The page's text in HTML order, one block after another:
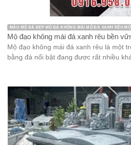
MẪU MỘ ĐÁ ĐẸP MỘ ĐÁ KHÔNG MÁI MỘ ĐÁ XANH RÊU
Mộ đạo không mái đá xanh rêu bền
Mộ đạo không mái đá xanh rêu là một
bằng đá nổi bật đang được rất nhiều